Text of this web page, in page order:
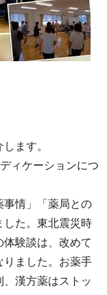
ます。
ィケーションにつ
情」「薬局との
した。東北震災時
験談は、改めて
りました。お薬手
漢方薬はストッ